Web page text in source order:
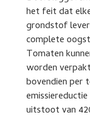
het feit dat
grondstof
complete
Tomaten
worden
bovendien per
uitstoot van